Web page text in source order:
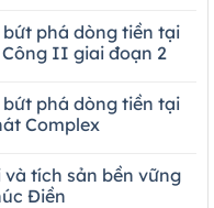
phá dòng tiền tại
II giai đoạn 2
phá dòng tiền tại
Complex
tích sản bền vững
Điền